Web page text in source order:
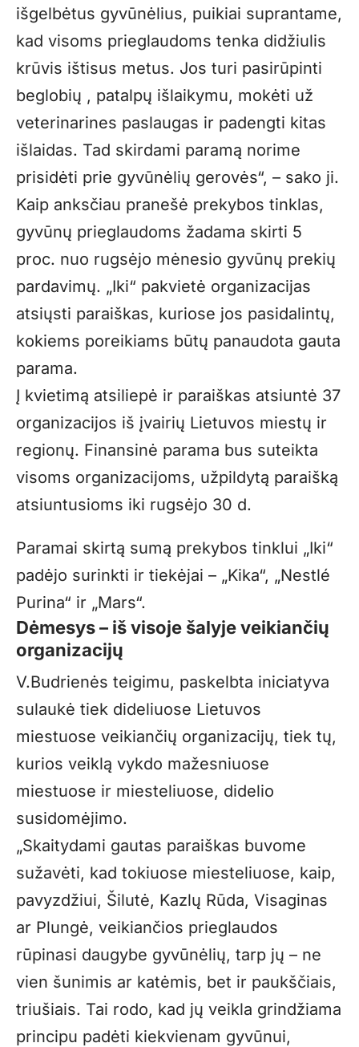
išgelbėtus gyvūnėlius, puikiai suprantame,
kad visoms prieglaudoms tenka didžiulis
krūvis ištisus metus. Jos turi pasirūpinti
beglobių , patalpų išlaikymu, mokėti už
veterinarines paslaugas ir padengti kitas
išlaidas. Tad skirdami paramą norime
prisidėti prie gyvūnėlių gerovės“, – sako ji.
Kaip anksčiau pranešė prekybos tinklas,
gyvūnų prieglaudoms žadama skirti 5
proc. nuo rugsėjo mėnesio gyvūnų prekių
pardavimų. „Iki“ pakvietė organizacijas
atsiųsti paraiškas, kuriose jos pasidalintų,
kokiems poreikiams būtų panaudota gauta
parama.
Į kvietimą atsiliepė ir paraiškas atsiuntė 37
organizacijos iš įvairių Lietuvos miestų ir
regionų. Finansinė parama bus suteikta
visoms organizacijoms, užpildytą paraišką
atsiuntusioms iki rugsėjo 30 d.
Paramai skirtą sumą prekybos tinklui „Iki“
padėjo surinkti ir tiekėjai – „Kika“, „Nestlé
Purina“ ir „Mars“.
Dėmesys – iš visoje šalyje veikiančių
organizacijų
V.Budrienės teigimu, paskelbta iniciatyva
sulaukė tiek dideliuose Lietuvos
miestuose veikiančių organizacijų, tiek tų,
kurios veiklą vykdo mažesniuose
miestuose ir miesteliuose, didelio
susidomėjimo.
„Skaitydami gautas paraiškas buvome
sužavėti, kad tokiuose miesteliuose, kaip,
pavyzdžiui, Šilutė, Kazlų Rūda, Visaginas
ar Plungė, veikiančios prieglaudos
rūpinasi daugybe gyvūnėlių, tarp jų – ne
vien šunimis ar katėmis, bet ir paukščiais,
triušiais. Tai rodo, kad jų veikla grindžiama
principu padėti kiekvienam gyvūnui,